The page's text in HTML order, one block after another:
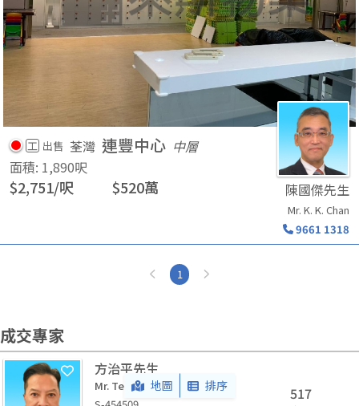
工 出售 荃灣 連豐中心 中層
面積: 1,890呎
$2,751/呎 $520萬 陳國傑先生
Mr. K. K. Chan
9661 1318
1
成交專家
方治平先生
Mr. Terence C. P. Fong
517
地圖 排序